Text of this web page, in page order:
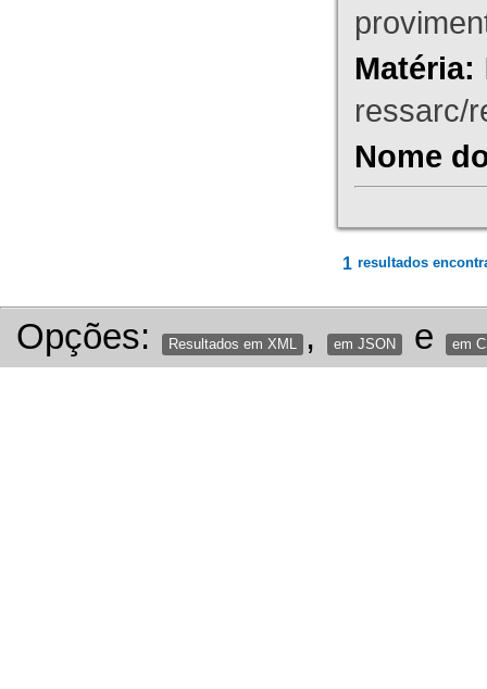
Matéria:
ressarc/
Nome
1 resultados
Opções: Resultados em XML , em JSON e em